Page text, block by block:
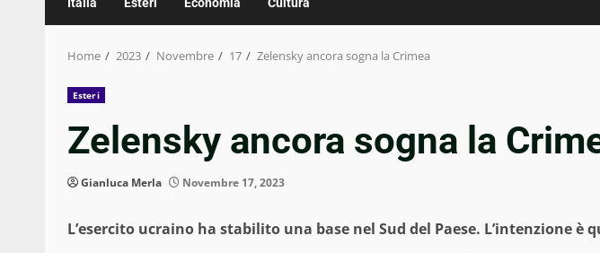
Italia Esteri Economia Cultura
Home 2023 Novembre 17 Zelensky ancora sogna la Crimea
Esteri
Zelensky ancora sogna la
Gianluca Merla Novembre 17, 2023
L’esercito ucraino ha stabilito una base nel Sud del Paese. L’intenzione è